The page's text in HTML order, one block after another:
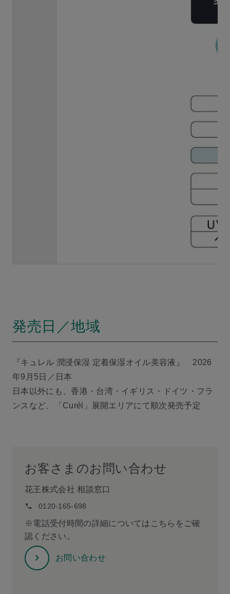
発売日／地域
『キュレル 潤浸保湿 定着保湿オイル美容液』 2026
年9月5日／日本
日本以外にも、香港・台湾・イギリス・ドイツ・フラ
ンスなど、「Curél」展開エリアにて順次発売予定
お客さまのお問い合わせ
花王株式会社 相談窓口
0120-165-698
※電話受付時間の詳細についてはこちらをご確
認ください。
お問い合わせ